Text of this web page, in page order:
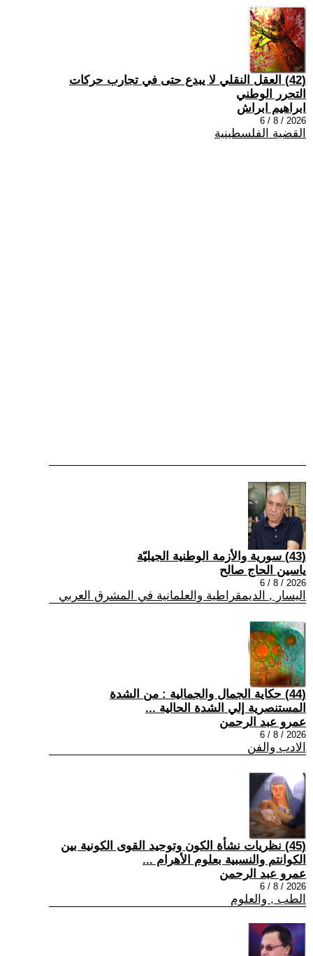
(42) العقل النقلي لا يبدع حتى في تجارب حركات
التحرر الوطني
ابراهيم ابراش
2026 / 8 / 6
القضية الفلسطينية
(43) سورية والأزمة الوطنية الجيليّة
ياسين الحاج صالح
2026 / 8 / 6
اليسار , الديمقراطية والعلمانية في المشرق العربي
(44) حكاية الجمال والجمالية : من الشدة
المستنصرية إلي الشدة الحالية ...
عمرو عبد الرحمن
2026 / 8 / 6
الادب والفن
(45) نظريات نشأة الكون وتوحيد القوى الكونية بين
الكوانتم والنسبية بعلوم الأهرام ...
عمرو عبد الرحمن
2026 / 8 / 6
الطب , والعلوم